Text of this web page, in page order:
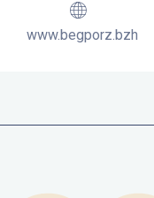
www.begporz.bzh